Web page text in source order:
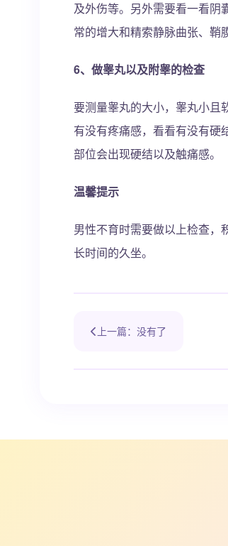
及外伤等。另外需要看一看阴
常的增大和精索静脉曲张、鞘
6、做睾丸以及附睾的检查
要测量睾丸的大小，睾丸小且
有没有疼痛感，看看有没有硬
部位会出现硬结以及触痛感。
温馨提示
男性不育时需要做以上检查，
长时间的久坐。
上一篇：没有了